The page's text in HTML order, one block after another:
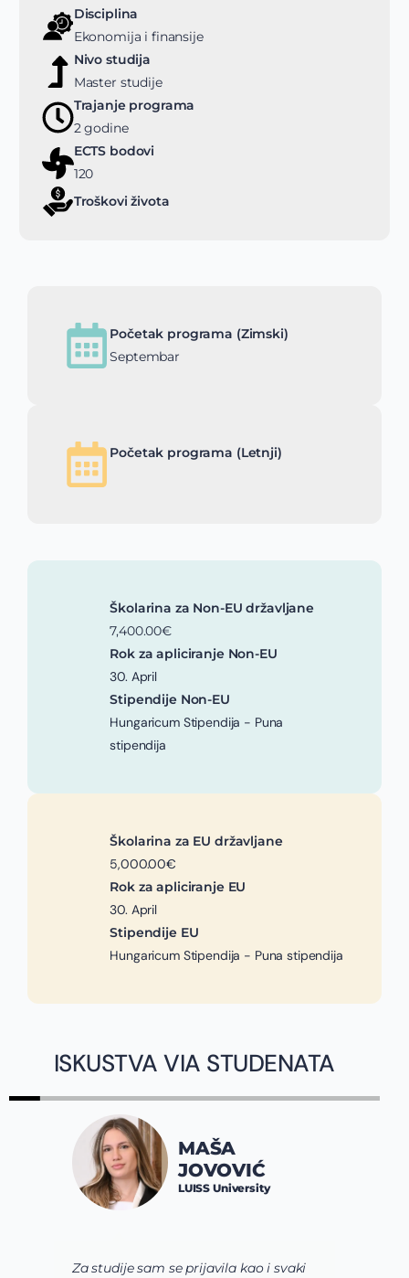
Disciplina
Ekonomija i finansije
Nivo studija
Master studije
Trajanje programa
2 godine
ECTS bodovi
120
Troškovi života
Početak programa (Zimski)
Septembar
Početak programa (Letnji)
Školarina za Non-EU državljane
7,400.00€
Rok za apliciranje Non-EU
30. April
Stipendije Non-EU
Hungaricum Stipendija - Puna
stipendija
Školarina za EU državljane
5,000.00€
Rok za apliciranje EU
30. April
Stipendije EU
Hungaricum Stipendija - Puna stipendija
ISKUSTVA VIA STUDENATA
Za studije sam se prijavila kao i svaki
MAŠA
JOVOVIĆ
LUISS University